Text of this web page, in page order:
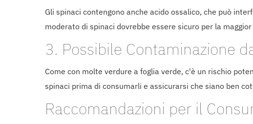
Gli spinaci contengono anche acido ossalico, che può
moderato di spinaci dovrebbe essere sicuro per la
3. Possibile Contaminazione
Come con molte verdure a foglia verde, c'è un rischio
spinaci prima di consumarli e assicurarsi che siano ben
Raccomandazioni per il